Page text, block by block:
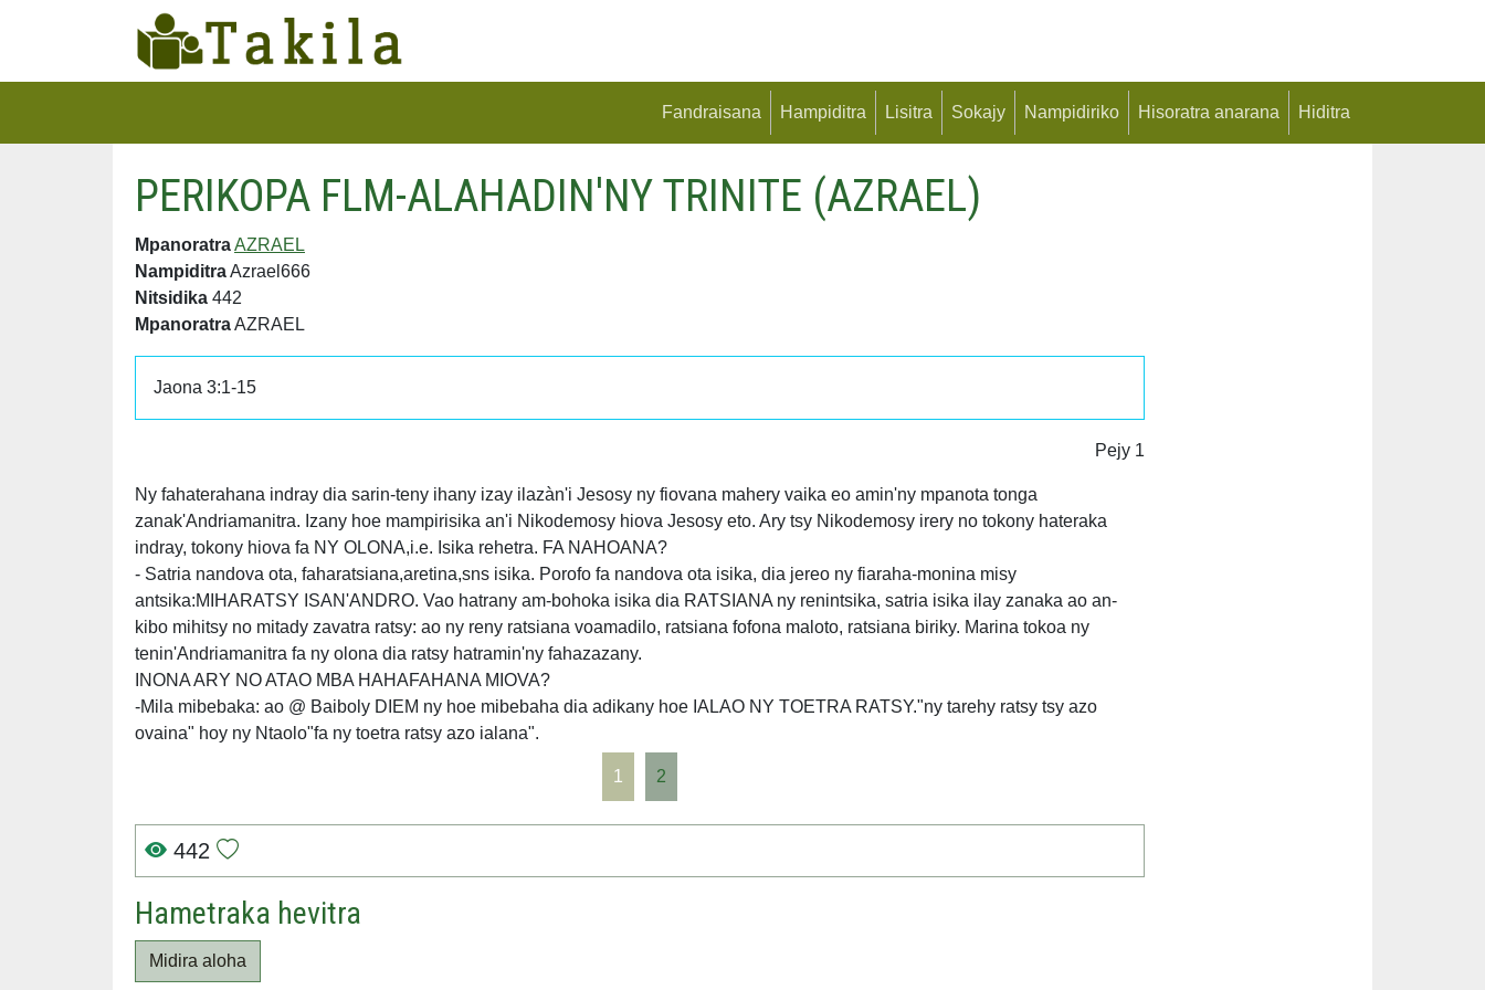
Fandraisana Hampiditra Lisitra Sokajy Nampidiriko Hisoratra anarana Hiditra
PERIKOPA FLM-ALAHADIN'NY TRINITE (AZRAEL)
MpanoratraAZRAEL
NampiditraAzrael666
Nitsidika 442
MpanoratraAZRAEL
Jaona 3:1-15
Pejy 1
Ny fahaterahana indray dia sarin-teny ihany izay ilazàn'i Jesosy ny fiovana mahery vaika eo amin'ny mpanota tonga
zanak'Andriamanitra. Izany hoe mampirisika an'i Nikodemosy hiova Jesosy eto. Ary tsy Nikodemosy irery no tokony hateraka
indray, tokony hiova fa NY OLONA,i.e. Isika rehetra. FA NAHOANA?
- Satria nandova ota, faharatsiana,aretina,sns isika. Porofo fa nandova ota isika, dia jereo ny fiaraha-monina misy
antsika:MIHARATSY ISAN'ANDRO. Vao hatrany am-bohoka isika dia RATSIANA ny renintsika, satria isika ilay zanaka ao an-
kibo mihitsy no mitady zavatra ratsy: ao ny reny ratsiana voamadilo, ratsiana fofona maloto, ratsiana biriky. Marina tokoa ny
tenin'Andriamanitra fa ny olona dia ratsy hatramin'ny fahazazany.
INONA ARY NO ATAO MBA HAHAFAHANA MIOVA?
-Mila mibebaka: ao @ Baiboly DIEM ny hoe mibebaha dia adikany hoe IALAO NY TOETRA RATSY."ny tarehy ratsy tsy azo
ovaina" hoy ny Ntaolo"fa ny toetra ratsy azo ialana".
1 2
442
Hametraka hevitra
Midira aloha